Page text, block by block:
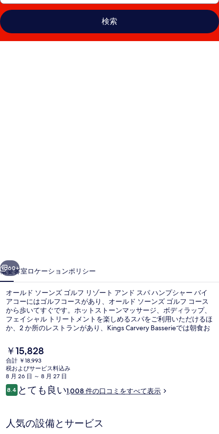
検索
ズ
ゴ
ル
フ
リ
ゾ
ー
ト
ア
ド
次へ
60+
概要客室ロケーションポリシー
オールド ソーンズ ゴルフ リゾート アンド スパ ハンプシャー バイ
アコーにはゴルフコースがあり、オールド ソーンズ ゴルフ コース
から歩いてすぐです。ホットストーンマッサージ、ボディラップ、
フェイシャル トリートメントを楽しめるスパをご利用いただけるほ
か、2 か所のレストランがあり、Kings Carvery Basserieでは朝食お
のバー / ラウンジ、屋内プール、およびフィットネスクラブ (スタ
ッフ常駐)があります。親切なスタッフや朝食が旅行者の高い評価を
得ています。
現
在
の
料
金
は
す
￥15,828
合計 ￥18,993
税およびサービス料込み
8 月 26 日 ～ 8 月 27 日
口
コ
8.410段階中8.4
とても良い1,008 件の口コミをすべて表示
人気の設備とサービス